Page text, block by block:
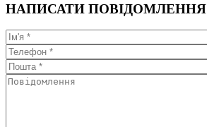
НАПИСАТИ ПОВІДОМЛЕННЯ